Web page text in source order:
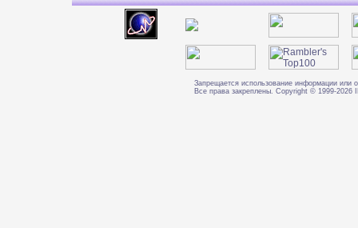
Запрещается использование информации или
Все права закреплены. Copyright © 1999-